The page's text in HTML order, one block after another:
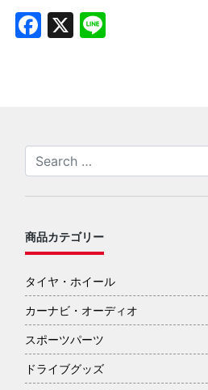
Facebook
X
商品カテゴリー
タイヤ・ホイール
カーナビ・オーディオ
スポーツパーツ
ドライブグッズ